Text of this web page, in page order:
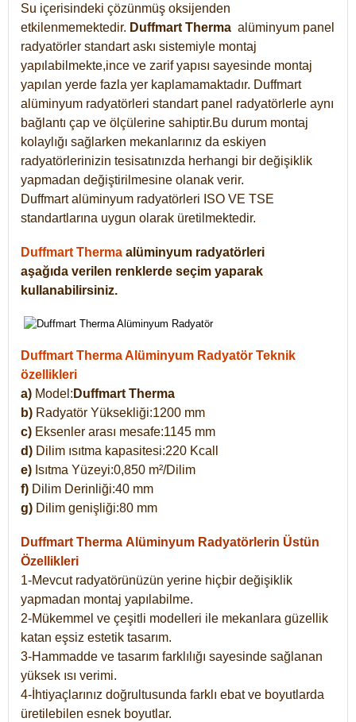
Su içerisindeki çözünmüş oksijenden
etkilenmemektedir. Duffmart Therma alüminyum panel
radyatörler standart askı sistemiyle montaj
yapılabilmekte,ince ve zarif yapısı sayesinde montaj
yapılan yerde fazla yer kaplamamaktadır. Duffmart
alüminyum radyatörleri standart panel radyatörlerle aynı
bağlantı çap ve ölçülerine sahiptir.Bu durum montaj
kolaylığı sağlarken mekanlarınız da eskiyen
radyatörlerinizin tesisatınızda herhangi bir değişiklik
yapmadan değiştirilmesine olanak verir.
Duffmart alüminyum radyatörleri ISO VE TSE
standartlarına uygun olarak üretilmektedir.
Duffmart Therma alüminyum radyatörleri
aşağıda verilen renklerde seçim yaparak
kullanabilirsiniz.
Duffmart Therma Alüminyum Radyatör Teknik
özellikleri
a) Model: Duffmart Therma
b) Radyatör Yüksekliği:1200 mm
c) Eksenler arası mesafe:1145 mm
d) Dilim ısıtma kapasitesi:220 Kcall
e) Isıtma Yüzeyi:0,850 m²/Dilim
f) Dilim Derinliği:40 mm
g) Dilim genişliği:80 mm
Duffmart Therma Alüminyum Radyatörlerin Üstün
Özellikleri
1-Mevcut radyatörünüzün yerine hiçbir değişiklik
yapmadan montaj yapılabilme.
2-Mükemmel ve çeşitli modelleri ile mekanlara güzellik
katan eşsiz estetik tasarım.
3-Hammadde ve tasarım farklılığı sayesinde sağlanan
yüksek ısı verimi.
4-İhtiyaçlarınız doğrultusunda farklı ebat ve boyutlarda
üretilebilen esnek boyutlar.